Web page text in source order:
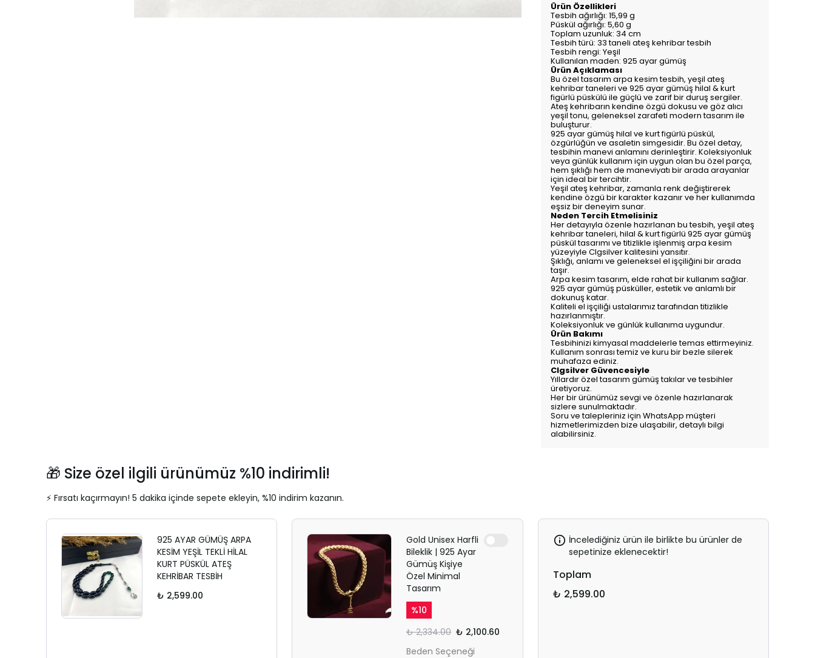
Ürün Özellikleri
Tesbih ağırlığı: 15,99 g
Püskül ağırlığı: 5,60 g
Toplam uzunluk: 34 cm
Tesbih türü: 33 taneli ateş kehribar tesbih
Tesbih rengi: Yeşil
Kullanılan maden: 925 ayar gümüş
Ürün Açıklaması
Bu özel tasarım arpa kesim tesbih, yeşil ateş
kehribar taneleri ve 925 ayar gümüş hilal & kurt
figürlü püskülü ile güçlü ve zarif bir duruş sergiler.
Ateş kehribarın kendine özgü dokusu ve göz alıcı
yeşil tonu, geleneksel zarafeti modern tasarım ile
buluşturur.
925 ayar gümüş hilal ve kurt figürlü püskül,
özgürlüğün ve asaletin simgesidir. Bu özel detay,
tesbihin manevi anlamını derinleştirir. Koleksiyonluk
veya günlük kullanım için uygun olan bu özel parça,
hem şıklığı hem de maneviyatı bir arada arayanlar
için ideal bir tercihtir.
Yeşil ateş kehribar, zamanla renk değiştirerek
kendine özgü bir karakter kazanır ve her kullanımda
eşsiz bir deneyim sunar.
Neden Tercih Etmelisiniz
Her detayıyla özenle hazırlanan bu tesbih, yeşil ateş
kehribar taneleri, hilal & kurt figürlü 925 ayar gümüş
püskül tasarımı ve titizlikle işlenmiş arpa kesim
yüzeyiyle Clgsilver kalitesini yansıtır.
Şıklığı, anlamı ve geleneksel el işçiliğini bir arada
taşır.
Arpa kesim tasarım, elde rahat bir kullanım sağlar.
925 ayar gümüş püsküller, estetik ve anlamlı bir
dokunuş katar.
Kaliteli el işçiliği ustalarımız tarafından titizlikle
hazırlanmıştır.
Koleksiyonluk ve günlük kullanıma uygundur.
Ürün Bakımı
Tesbihinizi kimyasal maddelerle temas ettirmeyiniz.
Kullanım sonrası temiz ve kuru bir bezle silerek
muhafaza ediniz.
Clgsilver Güvencesiyle
Yıllardır özel tasarım gümüş takılar ve tesbihler
üretiyoruz.
Her bir ürünümüz sevgi ve özenle hazırlanarak
sizlere sunulmaktadır.
Soru ve talepleriniz için WhatsApp müşteri
hizmetlerimizden bize ulaşabilir, detaylı bilgi
alabilirsiniz.
🎁 Size özel ilgili ürünümüz %10 indirimli!
⚡ Fırsatı kaçırmayın! 5 dakika içinde sepete ekleyin, %10 indirim kazanın.
925 AYAR GÜMÜŞ ARPA
KESİM YEŞİL TEKLİ HİLAL
KURT PÜSKÜL ATEŞ
KEHRİBAR TESBİH
₺ 2,599.00
Gold Unisex Harfli
Bileklik | 925 Ayar
Gümüş Kişiye
Özel Minimal
Tasarım
%10
₺ 2,334.00 ₺ 2,100.60
Beden Seçeneği
İncelediğiniz ürün ile birlikte bu ürünler de
sepetinize eklenecektir!
Toplam
₺ 2,599.00